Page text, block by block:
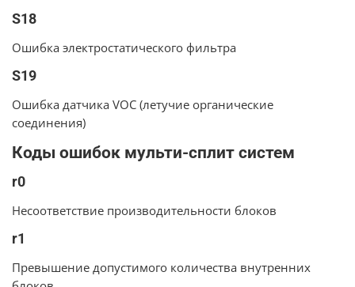
S18
Ошибка электростатического фильтра
S19
Ошибка датчика VOC (летучие органические
соединения)
Коды ошибок мульти-сплит систем
r0
Несоответствие производительности блоков
r1
Превышение допустимого количества внутренних